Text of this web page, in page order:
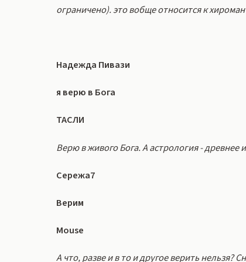
ограничено). это вобще относится к
Надежда Пивази
я верю в Бога
ТАСЛИ
Верю в живого Бога. А астрология - древнее
Сережа7
Верим
Mouse
А что, разве и в то и другое верить